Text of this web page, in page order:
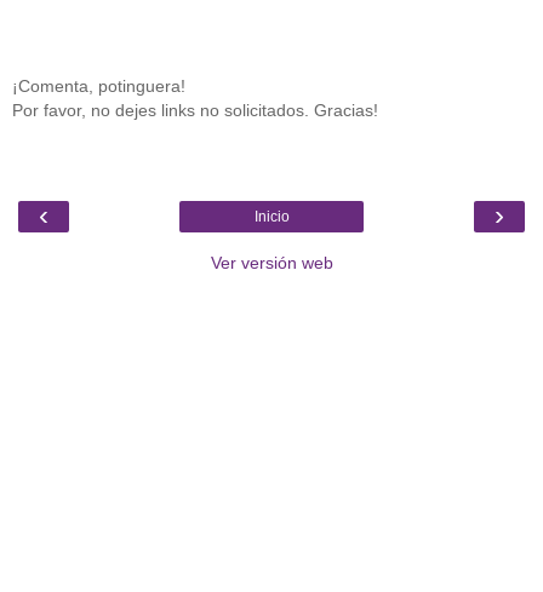
¡Comenta, potinguera!
Por favor, no dejes links no solicitados. Gracias!
‹ ›
Inicio
Ver versión web